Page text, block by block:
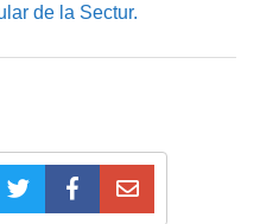
de la Sectur.